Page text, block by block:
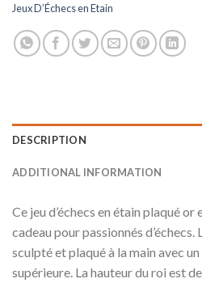
Jeux D’Échecs en Etain
DESCRIPTION
ADDITIONAL INFORMATION
Ce jeu d’échecs en étain plaqué
cadeau pour passionnés
sculpté et plaqué à la main avec
supérieure. La hauteur du roi est